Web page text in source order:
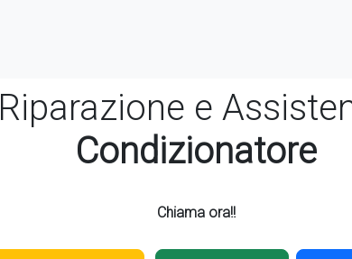
Riparazione e
Condizionatore
Chiama ora!!